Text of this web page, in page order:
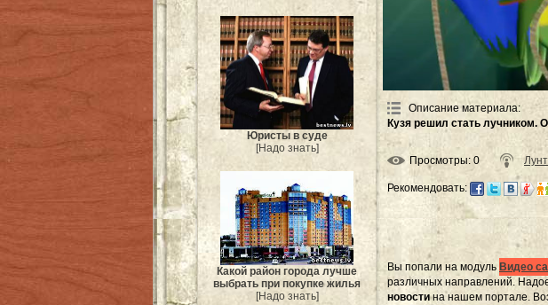
Юристы в суде
[Надо знать]
Какой район города лучше
выбрать при покупке жилья
[Надо знать]
Описание материала:
Кузя решил стать лучником.
Просмотры: 0
Рекомендовать:
Вы попали на модуль Видео
различных направлений.
новостина нашем портале.